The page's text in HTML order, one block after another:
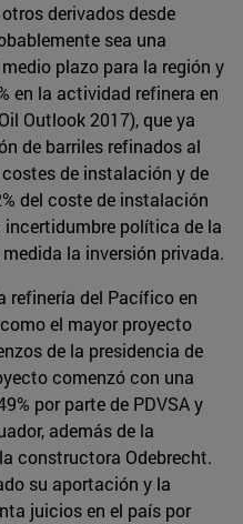
derivados desde
sea una
plazo para la región y
en la actividad refinera en
Outlook 2017), que ya
de barriles refinados al
de instalación y de
del coste de instalación
política de la
la inversión privada.
refinería del Pacífico en
el mayor proyecto
de la presidencia de
comenzó con una
por parte de PDVSA y
además de la
constructora Odebrecht.
su aportación y la
juicios en el país por